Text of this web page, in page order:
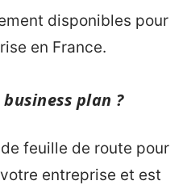
disponibles pour
en France.
plan ?
feuille de route pour
entreprise et est